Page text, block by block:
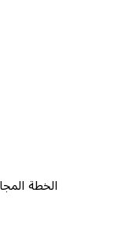
الخطة المجانية ٠